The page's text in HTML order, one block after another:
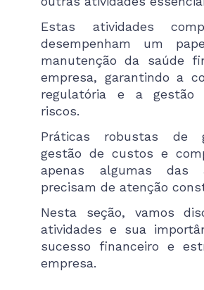
Estas atividades
desempenham um
manutenção da saúde
empresa, garantindo a
regulatória e a gestão
riscos.
Práticas robustas de
gestão de custos e
apenas algumas das
precisam de atenção
Nesta seção, vamos
atividades e sua
sucesso financeiro e
empresa.